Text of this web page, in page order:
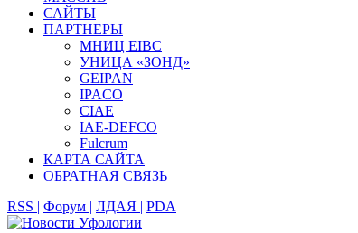
САЙТЫ
ПАРТНЕРЫ
МНИЦ EIBC
УНИЦА «ЗОНД»
GEIPAN
IPACO
CIAE
IAE-DEFCO
Fulcrum
КАРТА САЙТА
ОБРАТНАЯ СВЯЗЬ
RSS | Форум | ЛДАЯ | PDA